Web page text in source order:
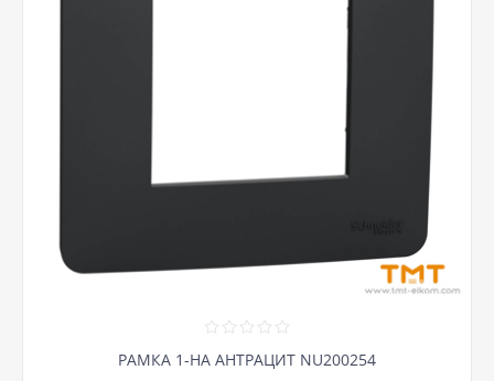
РАМКА 1-НА АНТРАЦИТ NU200254